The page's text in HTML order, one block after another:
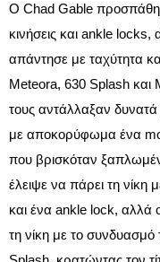
Ο Chad Gable
κινήσεις και ankle
απάντησε με ταχύτητα
Meteora, 630 Splash και
τους αντάλλαξαν
με αποκορύφωμα ένα
που βρισκόταν
έλειψε να πάρει τη
και ένα ankle lock, αλλά
τη νίκη με το